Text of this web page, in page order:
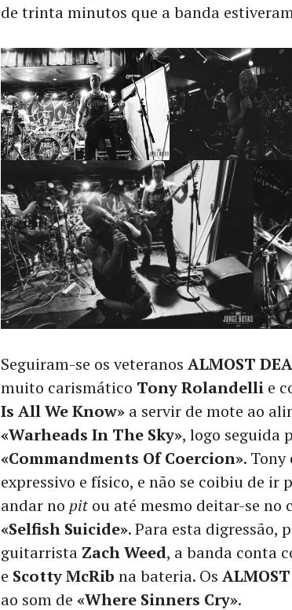
de trinta minutos que a banda
Seguiram-se os veteranos ALMOST
muito carismático Tony Rolandelli e
Is All We Know» a servir de mote ao
«Warheads In The Sky», logo seguida
«Commandments Of Coercion».
expressivo e físico, e não se coibiu de
andar no pit ou até mesmo deitar-se
«Selfish Suicide». Para esta digressão,
guitarrista Zach Weed, a banda conta
e Scotty McRib na bateria. Os
ao som de «Where Sinners Cry».